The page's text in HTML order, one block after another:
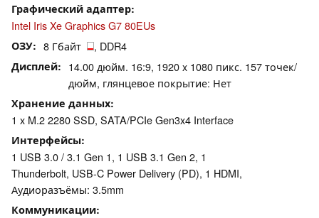
Графический адаптер
Intel Iris Xe Graphics G7 80EUs
ОЗУ 8 Гбайт , DDR4
Дисплей
14.00 дюйм. 16:9, 1920 x 1080 пикс. 157 точек/
дюйм, глянцевое покрытие: Нет
Хранение данных
1 x M.2 2280 SSD, SATA/PCIe Gen3x4 Interface
Интерфейсы
1 USB 3.0 / 3.1 Gen 1, 1 USB 3.1 Gen 2, 1
Thunderbolt, USB-C Power Delivery (PD), 1 HDMI,
Аудиоразъёмы: 3.5mm
Коммуникации